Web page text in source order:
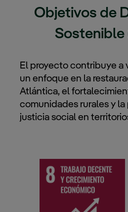
Objetivos de
Sostenible
El proyecto contribuye a
un enfoque en la
Atlántica, el
comunidades rurales y
justicia social en